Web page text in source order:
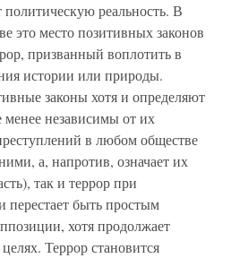
реальность. В
это место позитивных законов
призванный воплотить в
истории или природы.
законы хотя и определяют
независимы от их
в любом обществе
а, напротив, означает их
так и террор при
перестает быть простым
хотя продолжает
Террор становится